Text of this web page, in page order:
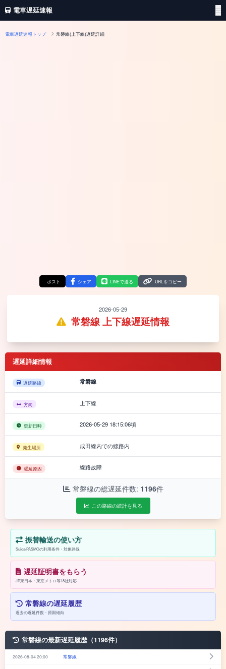
電車遅延速報
電車遅延速報トップ 常磐線(上下線)遅延詳細
ポスト シェア LINEで送る URLをコピー
2026-05-29
常磐線 上下線遅延情報
遅延詳細情報
遅延路線 常磐線
方向 上下線
更新日時 2026-05-29 18:15:06頃
発生場所 成田線内での線路内
遅延原因 線路故障
常磐線の総遅延件数: 1196件
この路線の統計を見る
振替輸送の使い方
Suica/PASMOの利用条件・対象路線
遅延証明書をもらう
JR東日本・東京メトロ等18社対応
常磐線の遅延履歴
過去の遅延件数・原因傾向
常磐線の最新遅延履歴（1196件）
2026-08-04 20:00 常磐線